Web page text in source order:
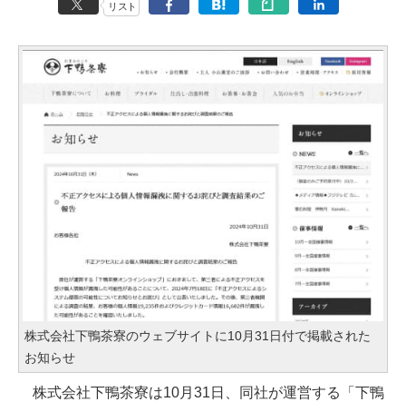
リスト
株式会社下鴨茶寮のウェブサイトに10月31日付で掲載された
お知らせ
株式会社下鴨茶寮は10月31日、同社が運営する「下鴨